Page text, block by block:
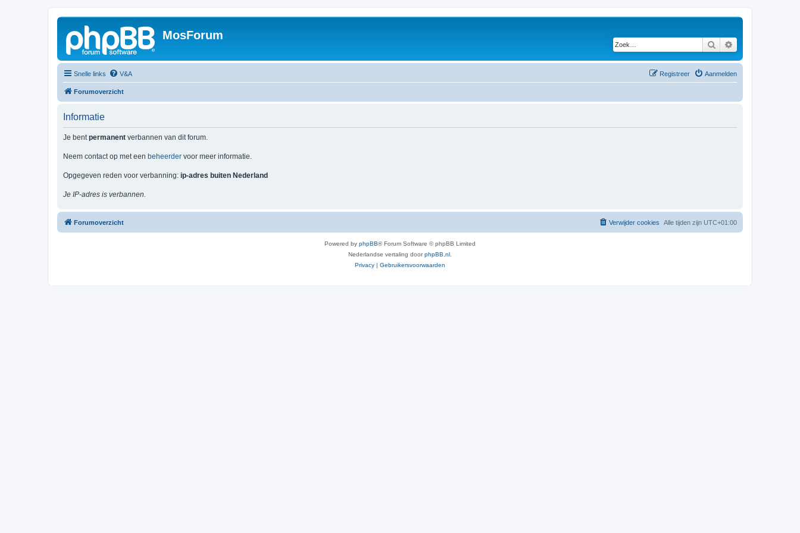
MosForum
Zoek
Snelle links V&A Aanmelden
Registreer
Forumoverzicht
Informatie
Je bentpermanent verbannen van dit forum.
Neem contact op met een beheerder voor meer informatie.
Opgegeven reden voor verbanning: ip-adres buiten Nederland
Je IP-adres is verbannen.
Forumoverzicht Alle tijden zijn UTC+01:00
Verwijder cookies
Powered by phpBB® Forum Software © phpBB Limited
Nederlandse vertaling doorphpBB.nl
Privacy | Gebruikersvoorwaarden